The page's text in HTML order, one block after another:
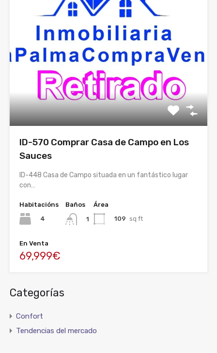
ID-570 Comprar Casa de Campo en Los
Sauces
ID-448 Casa de Campo situada en un fantástico lugar
con…
Habitacións
4
Baños
1
Área
109 sq ft
En Venta
69,999€
Categorías
Confort
Tendencias del mercado